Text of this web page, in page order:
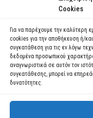
Cookies
Για να παρέχουμε την καλύτερη
cookies για την αποθήκευση ή/
συγκατάθεση για τις εν λόγω
δεδομένα προσωπικού
αναγνωριστικά σε αυτόν τον
συγκατάθεσης, μπορεί να
δυνατότητες.